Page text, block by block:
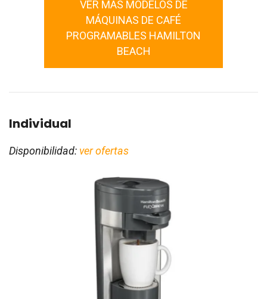
VER MÁS MODELOS DE
MÁQUINAS DE CAFÉ
PROGRAMABLES HAMILTON
BEACH
Individual
Disponibilidad: ver ofertas